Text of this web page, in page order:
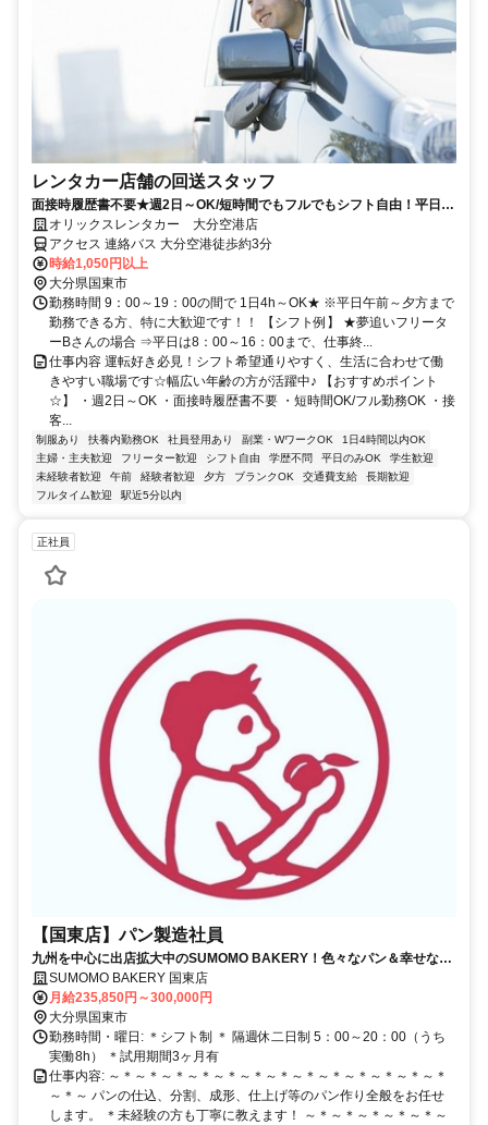
レンタカー店舗の回送スタッフ
面接時履歴書不要★週2日～OK/短時間でもフルでもシフト自由！平日の
みOK★
オリックスレンタカー 大分空港店
アクセス 連絡バス 大分空港徒歩約3分
時給1,050円以上
大分県国東市
勤務時間 9：00～19：00の間で 1日4h～OK★ ※平日午前～夕方まで
勤務できる方、特に大歓迎です！！ 【シフト例】 ★夢追いフリータ
ーBさんの場合 ⇒平日は8：00～16：00まで、仕事終...
仕事内容 運転好き必見！シフト希望通りやすく、生活に合わせて働
きやすい職場です☆幅広い年齢の方が活躍中♪ 【おすすめポイント
☆】 ・週2日～OK ・面接時履歴書不要 ・短時間OK/フル勤務OK ・接
客...
制服あり 扶養内勤務OK 社員登用あり 副業・WワークOK
1日4時間以内OK
主婦・主夫歓迎
フリーター歓迎 シフト自由 学歴不問 平日のみOK
学生歓迎
未経験者歓迎
午前 経験者歓迎 夕方 ブランクOK 交通費支給
長期歓迎
フルタイム歓迎
駅近5分以内
正社員
【国東店】パン製造社員
九州を中心に出店拡大中のSUMOMO BAKERY！色々なパン＆幸せな香
りに包まれて働いてみませんか？
SUMOMO BAKERY 国東店
月給235,850円～300,000円
大分県国東市
勤務時間・曜日: ＊シフト制 ＊ 隔週休二日制 5：00～20：00（うち
実働8h） ＊試用期間3ヶ月有
仕事内容: ～＊～＊～＊～＊～＊～＊～＊～＊～＊～＊～＊～＊～＊
～＊～ パンの仕込、分割、成形、仕上げ等のパン作り全般をお任せ
します。 ＊未経験の方も丁寧に教えます！ ～＊～＊～＊～＊～＊～